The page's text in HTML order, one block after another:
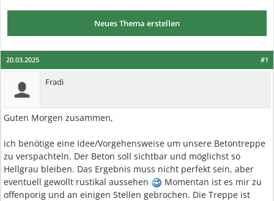
Neues Thema erstellen
#1
20.03.2025
Fradi
Guten Morgen zusammen,
ich benötige eine Idee/Vorgehensweise um unsere Betontreppe
zu verspachteln. Der Beton soll sichtbar und möglichst so
Hellgrau bleiben. Das Ergebnis muss nicht perfekt sein, aber
eventuell gewollt rustikal aussehen
Momentan ist es mir zu
offenporig und an einigen Stellen gebrochen. Die Treppe ist